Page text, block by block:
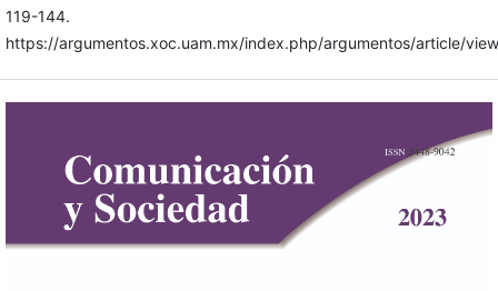
119-144.
https://argumentos.xoc.uam.mx/index.php/argumentos/article/